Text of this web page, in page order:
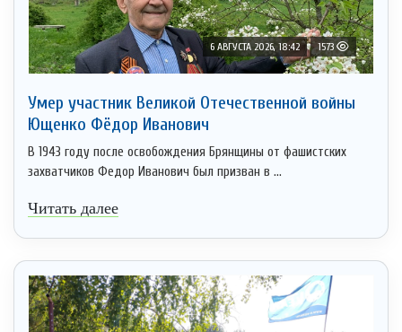
6 АВГУСТА 2026, 18:42 1573
Умер участник Великой Отечественной войны
Ющенко Фёдор Иванович
В 1943 году после освобождения Брянщины от фашистских
захватчиков Федор Иванович был призван в ...
Читать далее